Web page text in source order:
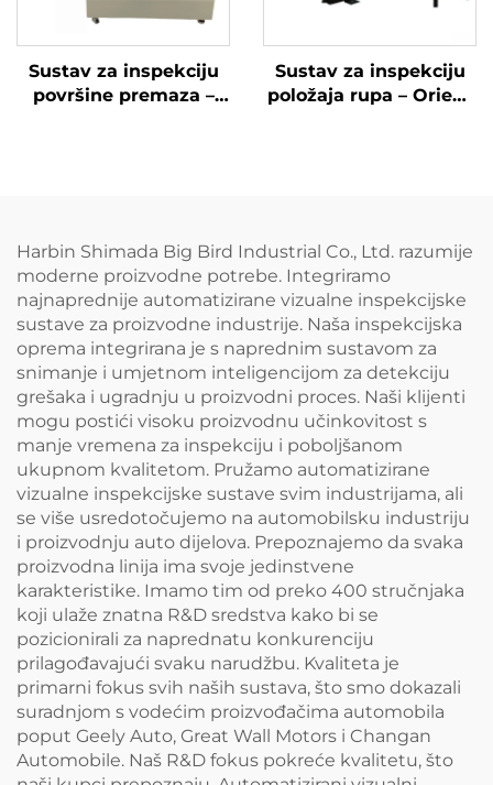
Sustav za inspekciju
površine premaza –
Sustav za inspekciju
položaja rupa – Orient
Harbin Shimada Big Bird Industrial Co., Ltd. razumije
moderne proizvodne potrebe. Integriramo
najnaprednije automatizirane vizualne inspekcijske
sustave za proizvodne industrije. Naša inspekcijska
oprema integrirana je s naprednim sustavom za
snimanje i umjetnom inteligencijom za detekciju
grešaka i ugradnju u proizvodni proces. Naši klijenti
mogu postići visoku proizvodnu učinkovitost s
manje vremena za inspekciju i poboljšanom
ukupnom kvalitetom. Pružamo automatizirane
vizualne inspekcijske sustave svim industrijama, ali
se više usredotočujemo na automobilsku industriju
i proizvodnju auto dijelova. Prepoznajemo da svaka
proizvodna linija ima svoje jedinstvene
karakteristike. Imamo tim od preko 400 stručnjaka
koji ulaže znatna R&D sredstva kako bi se
pozicionirali za naprednatu konkurenciju
prilagođavajući svaku narudžbu. Kvaliteta je
primarni fokus svih naših sustava, što smo dokazali
suradnjom s vodećim proizvođačima automobila
poput Geely Auto, Great Wall Motors i Changan
Automobile. Naš R&D fokus pokreće kvalitetu, što